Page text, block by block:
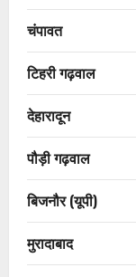
चंपावत
टिहरी गढ़वाल
देहारादून
पौड़ी गढ़वाल
बिजनौर (यूपी)
मुरादाबाद